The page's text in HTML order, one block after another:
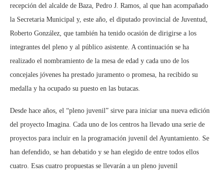
recepción del alcalde de Baza, Pedro J. Ramos, al que han acompañado
la Secretaria Municipal y, este año, el diputado provincial de Juventud,
Roberto González, que también ha tenido ocasión de dirigirse a los
integrantes del pleno y al público asistente. A continuación se ha
realizado el nombramiento de la mesa de edad y cada uno de los
concejales jóvenes ha prestado juramento o promesa, ha recibido su
medalla y ha ocupado su puesto en las butacas.
Desde hace años, el “pleno juvenil” sirve para iniciar una nueva edición
del proyecto Imagina. Cada uno de los centros ha llevado una serie de
proyectos para incluir en la programación juvenil del Ayuntamiento. Se
han defendido, se han debatido y se han elegido de entre todos ellos
cuatro. Esas cuatro propuestas se llevarán a un pleno juvenil